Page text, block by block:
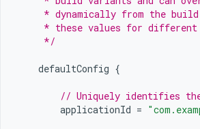
* dynamically from the
* these values for
     */
defaultConfig {
// Uniquely identifies
applicationId =